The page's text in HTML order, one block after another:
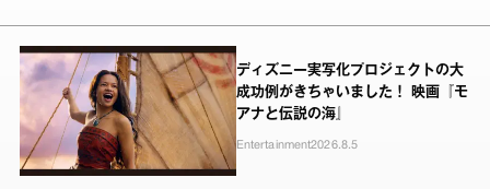
ディズニー実写化プロジェクトの大
成功例がきちゃいました！ 映画『モ
アナと伝説の海』
Entertainment2026.8.5